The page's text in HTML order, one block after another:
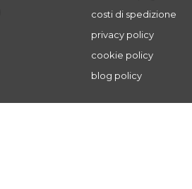
costi di spedizione
privacy policy
cookie policy
blog policy